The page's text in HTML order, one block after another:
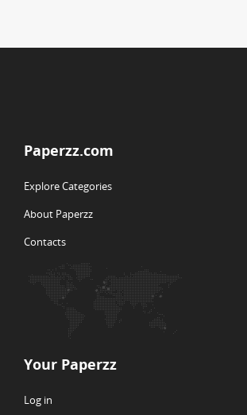
Paperzz.com
Explore Categories
About Paperzz
Contacts
Your Paperzz
Log in